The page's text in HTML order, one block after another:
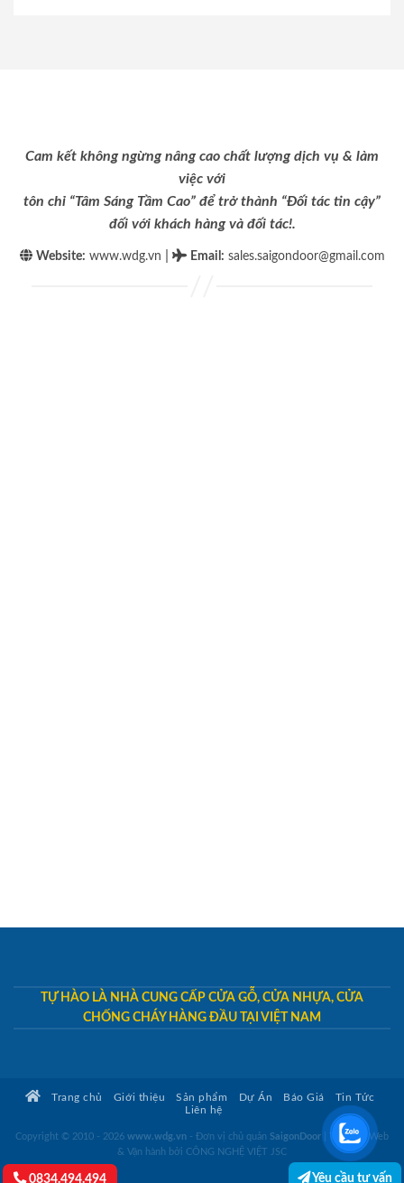
Cam kết không ngừng nâng cao chất lượng dịch vụ & làm
việc với
tôn chỉ “Tâm Sáng Tầm Cao” để trở thành “Đối tác tin cậy”
đối với khách hàng và đối tác!.
Website: www.wdg.vn Email : sales.saigondoor@gmail.com
TỰ HÀO LÀ NHÀ CUNG CẤP CỬA GỖ, CỬA NHỰA, CỬA
CHỐNG CHÁY HÀNG ĐẦU TẠI VIỆT NAM
Trang chủ Giới thiệu Sản phẩm Dự Án Báo Giá
Tin Tức
Liên hệ
Copyright © 2010 - 2026 www.wdg.vn - Đơn vị chủ quản SaigonDoor
Thiết kế Web
& Vận hành bởi CÔNG NGHỆ VIỆT JSC
0834.494.494 Yêu cầu tư vấn